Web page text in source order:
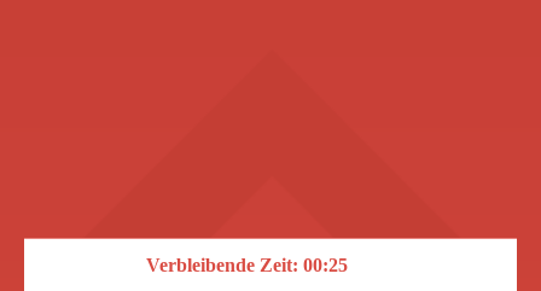
Verbleibende Zeit: 00:25